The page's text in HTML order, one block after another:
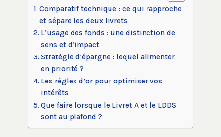
Comparatif technique : ce qui rapproche
et sépare les deux livrets
L’usage des fonds : une distinction de
sens et d’impact
Stratégie d’épargne : lequel alimenter
en priorité ?
Les règles d’or pour optimiser vos
intérêts
Que faire lorsque le Livret A et le LDDS
sont au plafond ?